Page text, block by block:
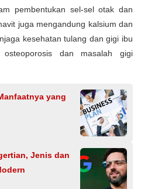
pembentukan sel-sel otak dan
juga mengandung kalsium dan
kesehatan tulang dan gigi ibu
dan masalah gigi
yang
Jenis dan